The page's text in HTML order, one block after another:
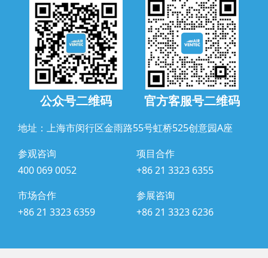
公众号二维码 官方客服号二维码
地址：上海市闵行区金雨路55号虹桥525创意园A座
参观咨询
400 069 0052
项目合作
+86 21 3323 6355
市场合作
+86 21 3323 6359
参展咨询
+86 21 3323 6236